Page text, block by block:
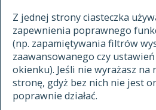
Z jednej strony ciasteczka
zapewnienia poprawnego
(np. zapamiętywania filtrów
zaawansowanego czy
okienku). Jeśli nie wyrażasz na
stronę, gdyż bez nich nie jest
poprawnie działać.
autorzy tekstów źródłowych
zasady opracowania
statystyki
najnowsze hasła
ostatnio zmodyfikowane hasła
XVII I XVIII
znajdź
zaczynające się od